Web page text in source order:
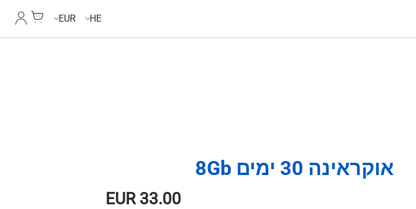
HE
EUR
אוקראינה 30 ימים 8Gb
EUR33.00